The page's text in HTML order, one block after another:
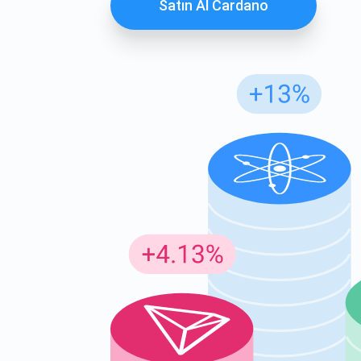
Satın Al Cardano
En